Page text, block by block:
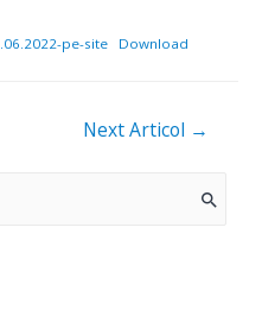
pe-site Download
Next Articol →